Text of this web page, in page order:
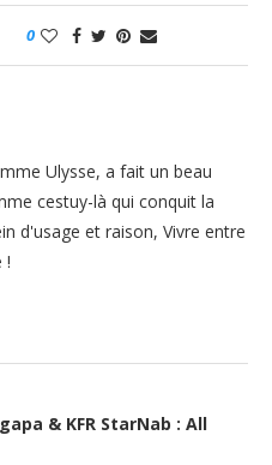
0
Ulysse, a fait un beau
cestuy-là qui conquit la
d'usage et raison, Vivre entre
!
& KFR StarNab : All